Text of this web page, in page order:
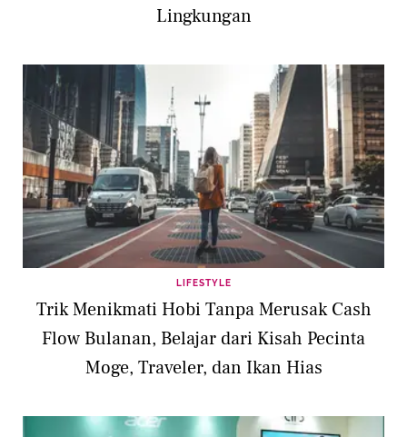
Lingkungan
LIFESTYLE
Trik Menikmati Hobi Tanpa Merusak Cash
Flow Bulanan, Belajar dari Kisah Pecinta
Moge, Traveler, dan Ikan Hias